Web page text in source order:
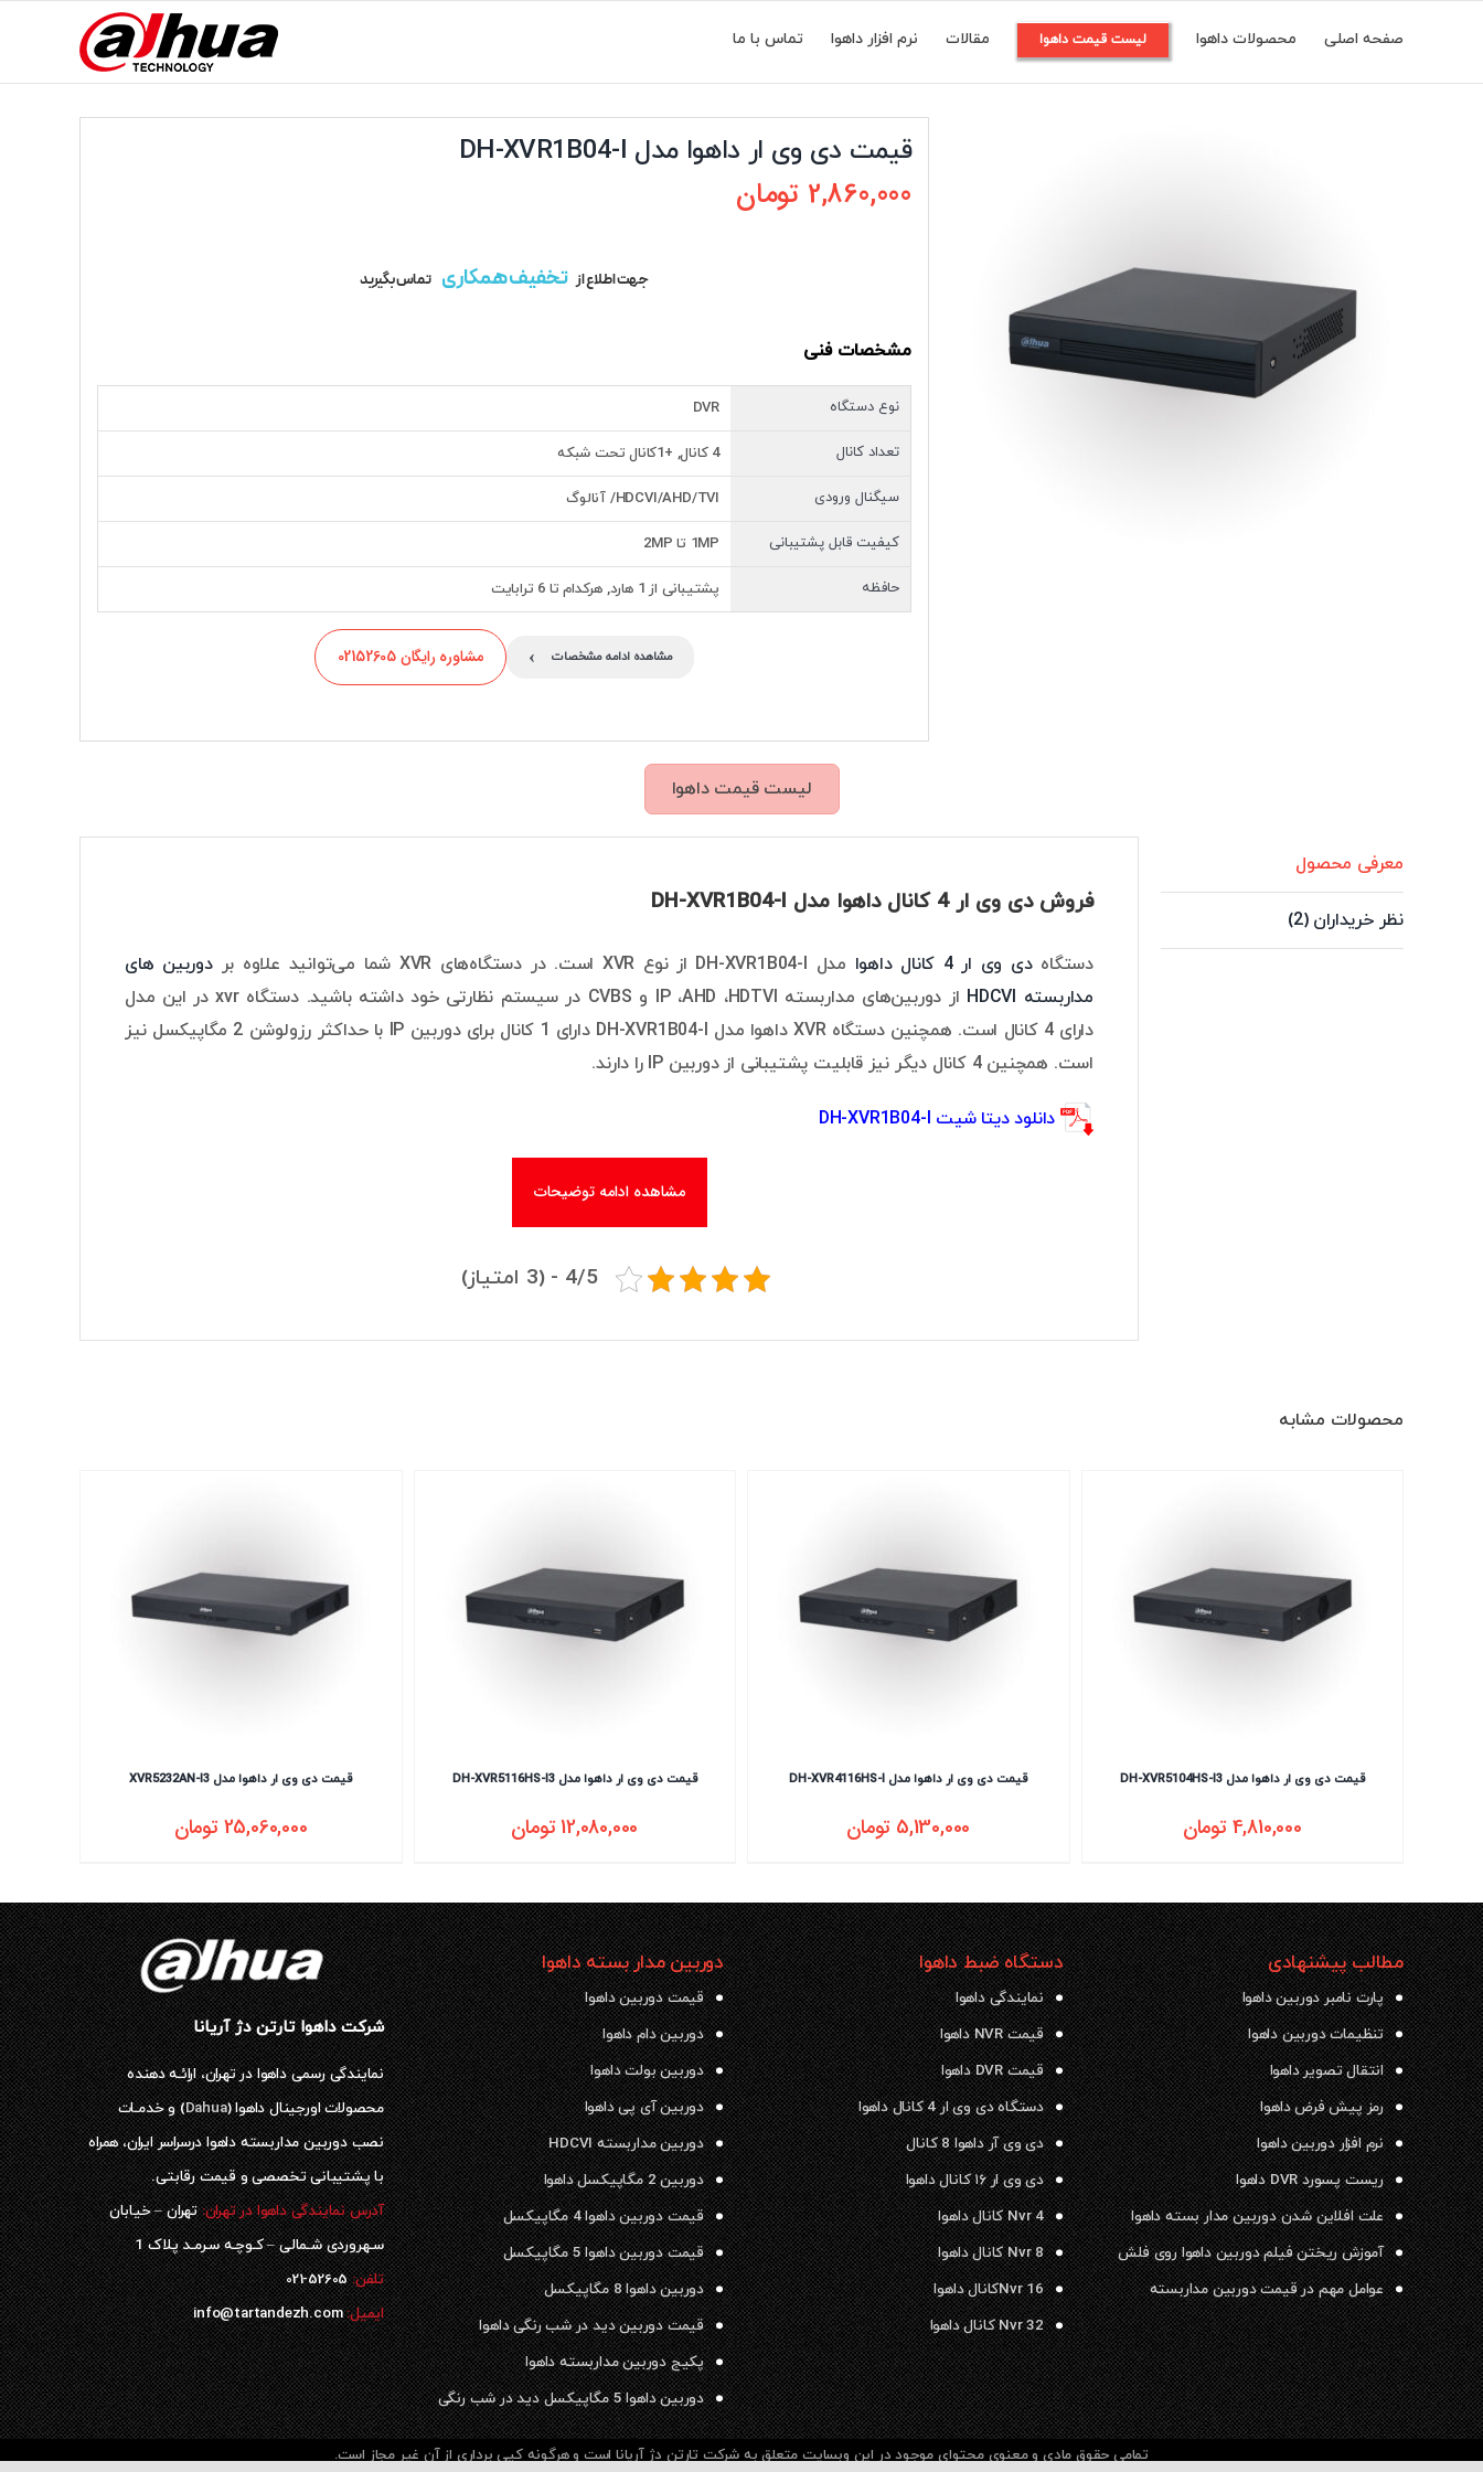
content
صفحه اصلی محصولات داهوا لیست قیمت داهوا مقالات نرم افزار داهوا تماس با ما
قیمت دی وی ار داهوا مدل DH-XVR1B04-I
2,860,000 تومان
جهت اطلاع از تخفیف همکاری تماس بگیرید
مشخصات فنی
نوع دستگاه DVR
تعداد کانال 4 کانال, +1کانال تحت شبکه
سیگنال ورودی HDCVI/AHD/TVI/ آنالوگ
کیفیت قابل پشتیبانی 1MP تا 2MP
حافظه پشتیبانی از 1 هارد, هرکدام تا 6 ترابایت
مشاهده ادامه مشخصات › مشاوره رایگان 02152605
لیست قیمت داهوا
معرفی محصول
نظر خریداران (2)
فروش دی وی ار 4 کانال داهوا مدل DH-XVR1B04-I
دستگاهدی وی ار 4 کانال داهوا مدل DH-XVR1B04-I از نوع XVR است. در دستگاه‌های XVR شما می‌توانید علاوه بر
دوربین های
مداربسته HDCVI
از دوربین‌های مداربسته IP ،AHD ،HDTVI و CVBS در سیستم نظارتی خود داشته باشید. دستگاه xvr در این مدل
دارای 4 کانال است. همچنین دستگاه XVR داهوا مدل DH-XVR1B04-I دارای 1 کانال برای دوربین IP با حداکثر رزولوشن 2 مگاپیکسل نیز
است. همچنین 4 کانال دیگر نیز قابلیت پشتیبانی از دوربین IP را دارند.
دانلود دیتا شیت DH-XVR1B04-I
مشاهده ادامه توضیحات
4/5 - (3 امتیاز)
محصولات مشابه
قیمت دی وی ار داهوا مدل DH-XVR5104HS-I3
4,810,000تومان
قیمت دی وی ار داهوا مدل DH-XVR4116HS-I
5,130,000 تومان
قیمت دی وی ار داهوا مدل DH-XVR5116HS-I3
12,080,000تومان
قیمت دی وی ار داهوا مدل XVR5232AN-I3
25,060,000تومان
مطالب پیشنهادی
پارت نامبر دوربین داهوا
تنظیمات دوربین داهوا
انتقال تصویر داهوا
رمز پیش فرض داهوا
نرم افزار دوربین داهوا
ریست پسورد DVR داهوا
علت افلاین شدن دوربین مدار بسته داهوا
آموزش ریختن فیلم دوربین داهوا روی فلش
عوامل مهم در قیمت دوربین مداربسته
دستگاه ضبط داهوا
نمایندگی داهوا
قیمت NVR داهوا
قیمت DVR داهوا
دستگاه دی وی ار 4 کانال داهوا
دی وی آر داهوا 8 کانال
دی وی ار ۱۶ کانال داهوا
Nvr 4 کانال داهوا
Nvr 8 کانال داهوا
Nvr 16کانال داهوا
Nvr 32 کانال داهوا
دوربین مدار بسته داهوا
قیمت دوربین داهوا
دوربین دام داهوا
دوربین بولت داهوا
دوربین آی پی داهوا
دوربین مداربسته HDCVI
دوربین 2 مگاپیکسل داهوا
قیمت دوربین داهوا 4 مگاپیکسل
قیمت دوربین داهوا 5 مگاپیکسل
دوربین داهوا 8 مگاپیکسل
قیمت دوربین دید در شب رنگی داهوا
پکیج دوربین مداربسته داهوا
دوربین داهوا 5 مگاپیکسل دید در شب رنگی
شرکت داهوا تارتن دژ آریانا
نمایندگی رسمی داهوا در تهران، ارائـه دهنده
محصولات اورجینال داهوا (Dahua) و خدمـات
نصب دوربین مداربسته داهوا درسراسر ایران، همراه
با پشتیبانی تخصصی و قیمت رقابتی.
آدرس نمایندگی داهوا در تهران:تهران – خیابان
سـهروردی شـمالی – کـوچـه سـرمـد پلاک 1
تلفن:52605-021
ایمیل:info@tartandezh.com
تمامی حقوق مادی و معنوی محتوای موجود در این وبسایت متعلق به شرکت تارتن دژ آریانا است و هرگونه کپی برداری از آن غیر مجاز است.